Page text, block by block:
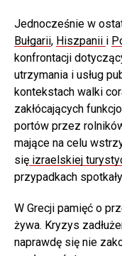
Jednocześnie w
Bułgarii, Hiszpanii i
konfrontacji
utrzymania i usług
kontekstach walki
zakłócających
portów przez
mające na celu
się izraelskiej
przypadkach
W Grecji pamięć o
żywa. Kryzys
naprawdę się nie